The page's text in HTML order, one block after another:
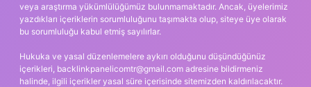
veya araştırma yükümlülüğümüz bulunmamaktadır. Ancak, üyelerimiz
yazdıkları içeriklerin sorumluluğunu taşımakta olup, siteye üye olarak
bu sorumluluğu kabul etmiş sayılırlar.
Hukuka ve yasal düzenlemelere aykırı olduğunu düşündüğünüz
içerikleri, backlinkpanelicomtr@gmail.com adresine bildirmeniz
halinde, ilgili içerikler yasal süre içerisinde sitemizden kaldırılacaktır.